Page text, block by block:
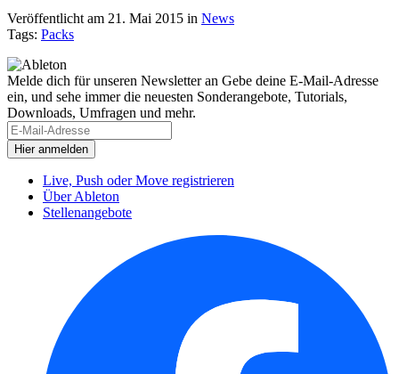
Veröffentlicht am 21. Mai 2015 in News
Tags: Packs
Melde dich für unseren Newsletter an Gebe deine E-Mail-Adresse
ein, und sehe immer die neuesten Sonderangebote, Tutorials,
Downloads, Umfragen und mehr.
Live, Push oder Move registrieren
Über Ableton
Stellenangebote